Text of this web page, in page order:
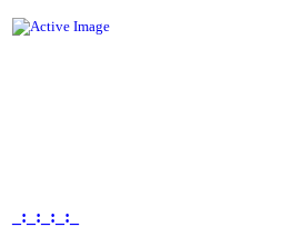
_:_:_:_:_